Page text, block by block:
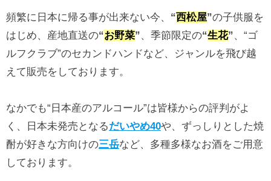
頻繁に日本に帰る事が出来ない今、 “西松屋”の子供服を
はじめ、産地直送の“お野菜”、季節限定の“生花”、“ゴ
ルフクラブ”のセカンドハンドなど、ジャンルを飛び越
えて販売をしております。
なかでも“日本産のアルコール”は皆様からの評判がよ
く、日本未発売となるだいやめ40や、ずっしりとした焼
酎が好きな方向けの三岳など、多種多様なお酒をご用意
しております。